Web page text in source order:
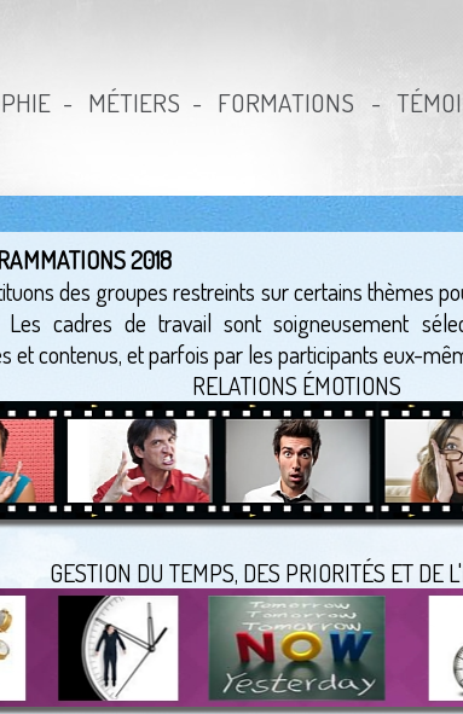
MÉTIERS FORMATIONS
2018
des groupes restreints sur certains thèmes
cadres de travail sont soigneusement
et contenus, et parfois par les participants eux-
RELATIONS ÉMOTIONS
GESTION DU TEMPS, DES PRIORITÉS ET DE